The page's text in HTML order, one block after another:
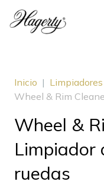
Inicio |
Wheel & Rim
Wheel &
Limpiador
ruedas